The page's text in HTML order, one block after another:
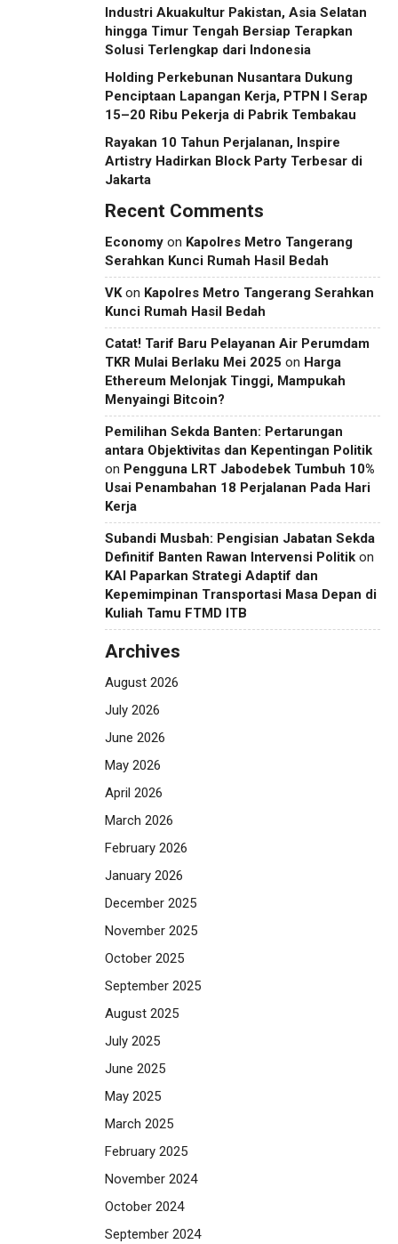
Industri Akuakultur Pakistan, Asia Selatan
hingga Timur Tengah Bersiap Terapkan
Solusi Terlengkap dari Indonesia
Holding Perkebunan Nusantara Dukung
Penciptaan Lapangan Kerja, PTPN I Serap
15–20 Ribu Pekerja di Pabrik Tembakau
Rayakan 10 Tahun Perjalanan, Inspire
Artistry Hadirkan Block Party Terbesar di
Jakarta
Recent Comments
Economy on Kapolres Metro Tangerang
Serahkan Kunci Rumah Hasil Bedah
VKon Kapolres Metro Tangerang Serahkan
Kunci Rumah Hasil Bedah
Catat! Tarif Baru Pelayanan Air Perumdam
TKR Mulai Berlaku Mei 2025 on Harga
Ethereum Melonjak Tinggi, Mampukah
Menyaingi Bitcoin?
Pemilihan Sekda Banten: Pertarungan
antara Objektivitas dan Kepentingan Politik
on Pengguna LRT Jabodebek Tumbuh 10%
Usai Penambahan 18 Perjalanan Pada Hari
Kerja
Subandi Musbah: Pengisian Jabatan Sekda
Definitif Banten Rawan Intervensi Politik on
KAI Paparkan Strategi Adaptif dan
Kepemimpinan Transportasi Masa Depan di
Kuliah Tamu FTMD ITB
Archives
August 2026
July 2026
June 2026
May 2026
April 2026
March 2026
February 2026
January 2026
December 2025
November 2025
October 2025
September 2025
August 2025
July 2025
June 2025
May 2025
March 2025
February 2025
November 2024
October 2024
September 2024